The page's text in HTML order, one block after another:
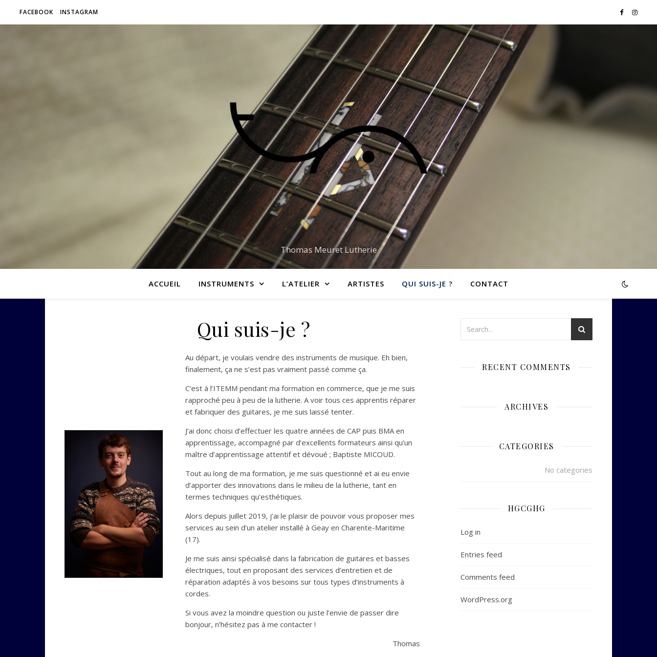
FACEBOOK INSTAGRAM
Thomas Meuret Lutherie
ACCUEIL INSTRUMENTS L’ATELIER ARTISTES QUI SUIS-JE ? CONTACT
Qui suis-je ?
Au départ, je voulais vendre des instruments de musique. Eh bien,
finalement, ça ne s’est pas vraiment passé comme ça.
C’est à l’ITEMM pendant ma formation en commerce, que je me suis
rapproché peu à peu de la lutherie. A voir tous ces apprentis réparer
et fabriquer des guitares, je me suis laissé tenter.
J’ai donc choisi d’effectuer les quatre années de CAP puis BMA en
apprentissage, accompagné par d’excellents formateurs ainsi qu’un
maître d’apprentissage attentif et dévoué ; Baptiste MICOUD.
Tout au long de ma formation, je me suis questionné et ai eu envie
d’apporter des innovations dans le milieu de la lutherie, tant en
termes techniques qu’esthétiques.
Alors depuis juillet 2019, j’ai le plaisir de pouvoir vous proposer mes
services au sein d’un atelier installé à Geay en Charente-Maritime
(17).
Je me suis ainsi spécialisé dans la fabrication de guitares et basses
électriques, tout en proposant des services d’entretien et de
réparation adaptés à vos besoins sur tous types d’instruments à
cordes.
Si vous avez la moindre question ou juste l’envie de passer dire
bonjour, n’hésitez pas à me contacter !
Thomas
RECENT COMMENTS
ARCHIVES
CATEGORIES
No categories
HGCGHG
Log in
Entries feed
Comments feed
WordPress.org